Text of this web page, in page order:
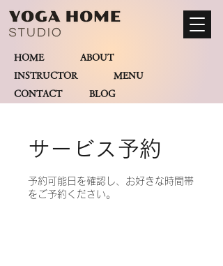
HOME
ABOUT
INSTRUCTOR
MENU
CONTACT BLOG
サービス予約
予約可能日を確認し、お好きな時間帯
をご予約ください。